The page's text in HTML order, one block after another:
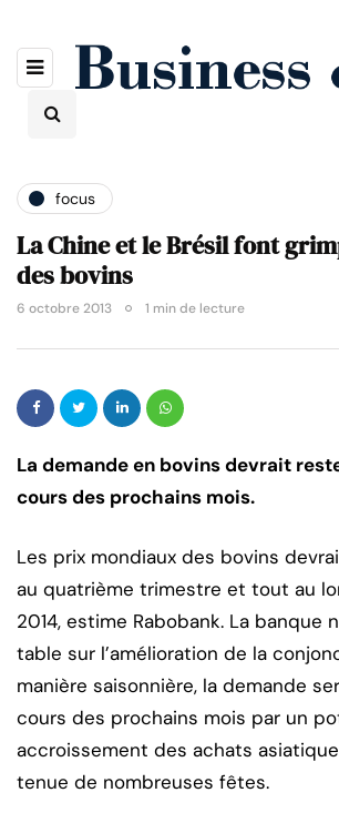
focus
La Chine et le Brésil font
des bovins
6 octobre 2013 1 min de lecture
La demande en bovins devrait
cours des prochains mois.
Les prix mondiaux des bovins
au quatrième trimestre et tout au
2014, estime Rabobank. La banque
table sur l’amélioration de la
manière saisonnière, la demande
cours des prochains mois par un
accroissement des achats
tenue de nombreuses fêtes.